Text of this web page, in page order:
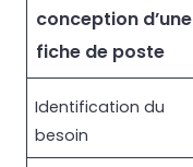
conception d’une
fiche de poste
Identification du
besoin